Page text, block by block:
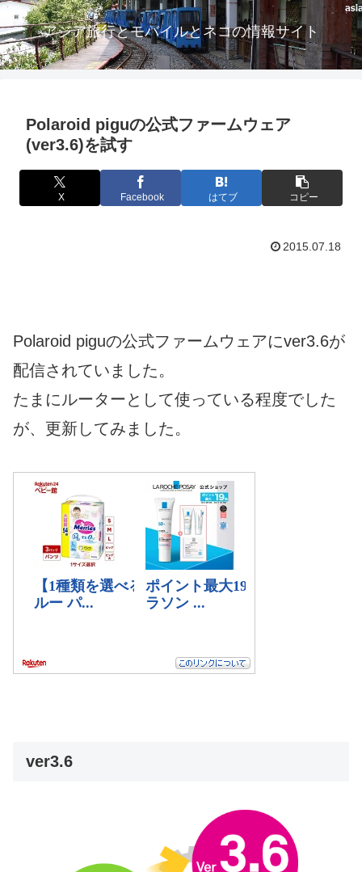
アジア旅行とモバイルとネコの情報サイト
Polaroid piguの公式ファームウェア
(ver3.6)を試す
X Facebook はてブ コピー
2015.07.18
Polaroid piguの公式ファームウェアにver3.6が
配信されていました。
たまにルーターとして使っている程度でした
が、更新してみました。
ver3.6